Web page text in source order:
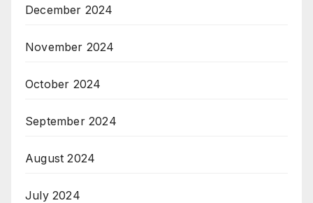
December 2024
November 2024
October 2024
September 2024
August 2024
July 2024